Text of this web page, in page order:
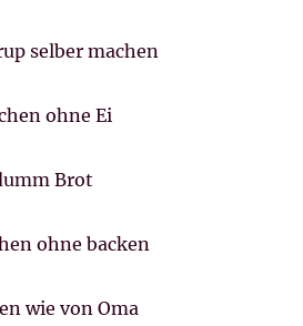
selber machen
ohne Ei
Brot
ohne backen
wie von Oma